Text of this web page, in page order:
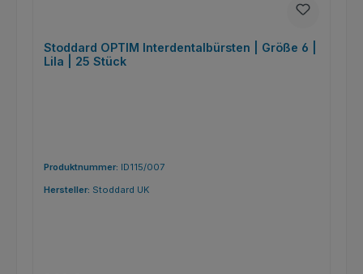
Stoddard OPTIM Interdentalbürsten | Größe 6 |
Lila | 25 Stück
Produktnummer: ID115/007
Hersteller: Stoddard UK